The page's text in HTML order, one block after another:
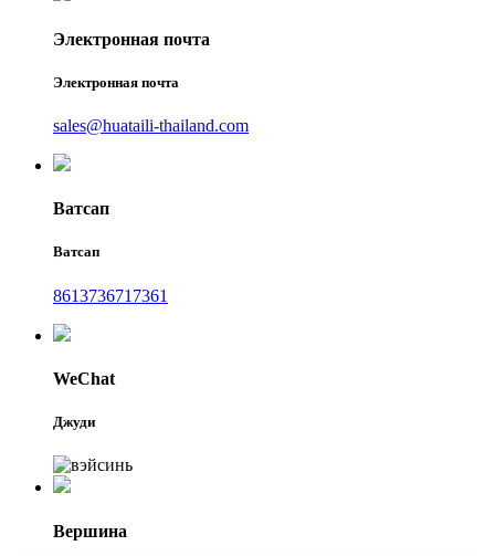
Электронная почта
Электронная почта
sales@huataili-thailand.com
Ватсап
Ватсап
8613736717361
WeChat
Джуди
Вершина